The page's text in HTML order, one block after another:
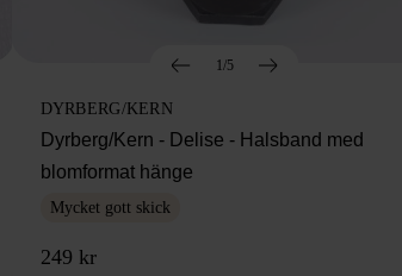
1/5
DYRBERG/KERN
Dyrberg/Kern - Delise - Halsband med
blomformat hänge
Mycket gott skick
249 kr